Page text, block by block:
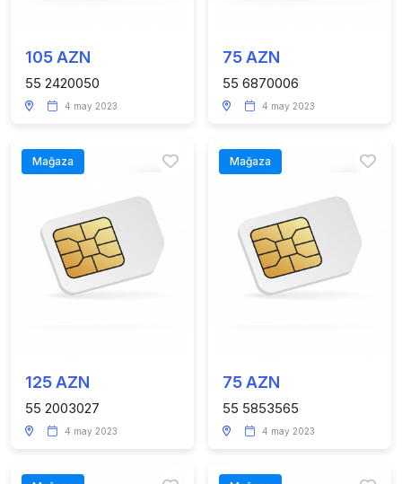
105 AZN
55 2420050
4 may 2023
75 AZN
55 6870006
4 may 2023
Mağaza
125 AZN
55 2003027
4 may 2023
Mağaza
75 AZN
55 5853565
4 may 2023